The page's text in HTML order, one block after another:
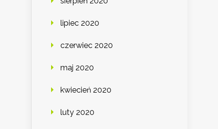
lipiec 2020
czerwiec 2020
maj 2020
kwiecień 2020
luty 2020